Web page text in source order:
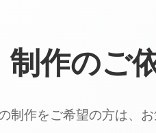
制作のご
制作をご希望の方は、